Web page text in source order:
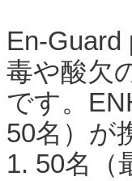
En-Guard
毒や酸欠
です。
50名）が
1. 50名（